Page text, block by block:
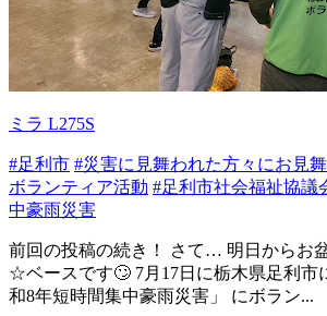
ミラ L275S
#足利市 #災害に見舞われた方々にお見
ボランティア活動 #足利市社会福祉協議
中豪雨災害
前回の投稿の続き！ さて… 明日からお
☆ベースです🙄 7月17日に栃木県足利市
和8年短時間集中豪雨災害」 にボラン...